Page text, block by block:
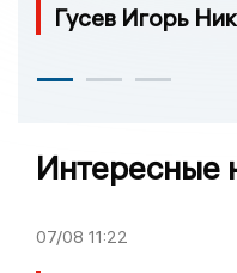
Гусев Игорь
Интересные
07/08 11:22